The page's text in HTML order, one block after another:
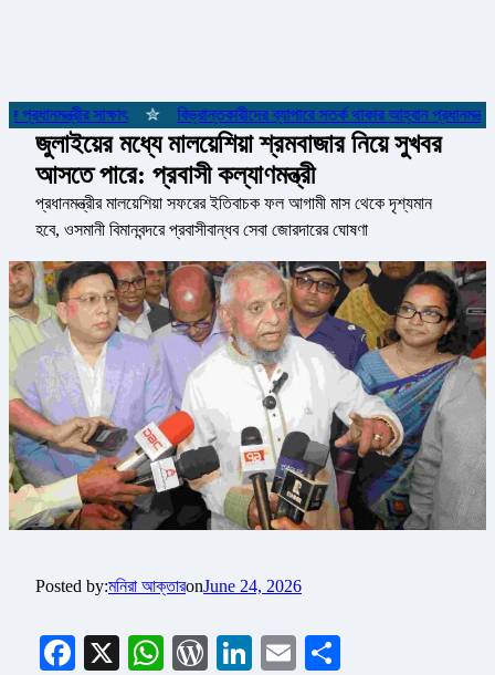
সাক্ষাৎ বিভ্রান্তকারীদের ব্যাপারে সতর্ক থাকার আহ্বান প্রধানমন্ত্রীর
জুলাইয়ের মধ্যে মালয়েশিয়া শ্রমবাজার নিয়ে সুখবর
আসতে পারে: প্রবাসী কল্যাণমন্ত্রী
প্রধানমন্ত্রীর মালয়েশিয়া সফরের ইতিবাচক ফল আগামী মাস থেকে দৃশ্যমান
হবে, ওসমানী বিমানবন্দরে প্রবাসীবান্ধব সেবা জোরদারের ঘোষণা
Posted by:মনিরা আক্তারonJune 24, 2026
Facebook
X WhatsApp
WordPress
LinkedIn
Email